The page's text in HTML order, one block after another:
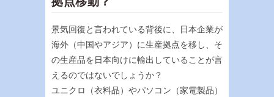
景気回復と言われている背後に、日本企業が
海外（中国やアジア）に生産拠点を移し、そ
の生産品を日本向けに輸出していることが言
えるのではないでしょうか？
ユニクロ（衣料品）やパソコン（家電製品）